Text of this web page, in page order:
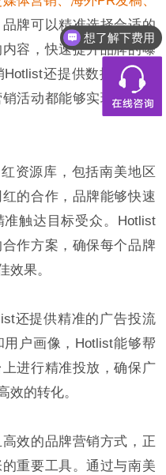
牌可以精准选择合适的
容，快速提升品牌的曝
还提供数据分析和
活动都能够实现预期的
资源库，包括南美地区
的合作，品牌能够快速
触达目标受众。Hotlist
作方案，确保每个品牌
效果。
还提供精准的广告投流
户画像，Hotlist能够帮
进行精准投放，确保广
效的转化。
效的品牌营销方式，正
重要工具。通过与南美
想了解下费用